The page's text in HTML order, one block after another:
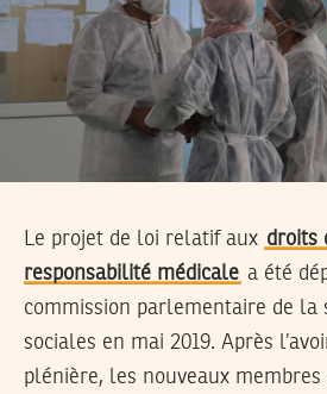
Le projet de loi relatif aux droits
responsabilité médicale a été
commission parlementaire de la
sociales en mai 2019. Après
plénière, les nouveaux